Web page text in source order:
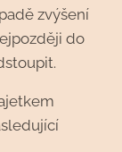
zvýšení
do